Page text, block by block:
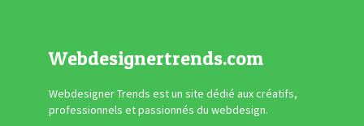
Webdesignertrends.com
Webdesigner Trends est un site dédié aux créatifs,
professionnels et passionnés du webdesign.